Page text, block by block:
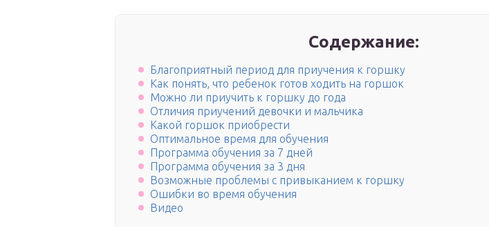
Содержание:
Благоприятный период для приучения к горшку
Как понять, что ребенок готов ходить на горшок
Можно ли приучить к горшку до года
Отличия приучений девочки и мальчика
Какой горшок приобрести
Оптимальное время для обучения
Программа обучения за 7 дней
Программа обучения за 3 дня
Возможные проблемы с привыканием к горшку
Ошибки во время обучения
Видео